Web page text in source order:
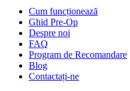
Cum funcționează
Ghid Pre-Op
Despre noi
FAQ
Program de Recomandare
Blog
Contactați-ne